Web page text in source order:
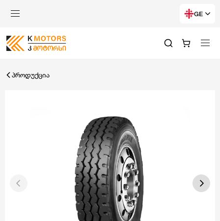
GE
პროდუქცია